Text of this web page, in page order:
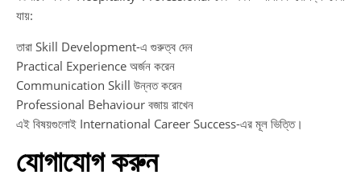
যায়:
তারা Skill Development-এ গুরুত্ব দেন
Practical Experience অর্জন করেন
Communication Skill উন্নত করেন
Professional Behaviour বজায় রাখেন
এই বিষয়গুলোই International Career Success-এর মূল ভিত্তি।
যোগাযোগ করুন